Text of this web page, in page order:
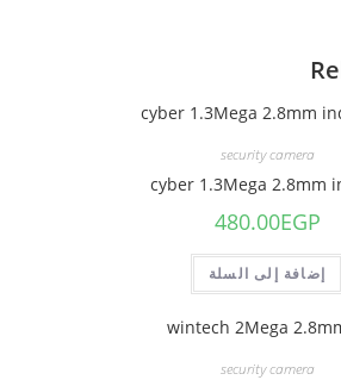
security camera
cyber 1.3Mega 2.8mm
480.00EGP
إضافة إلى السلة
security camera